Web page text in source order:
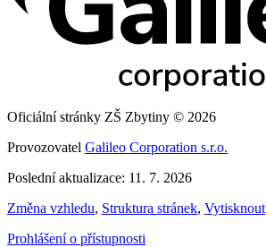
Oficiální stránky ZŠ Zbytiny © 2026
Provozovatel Galileo Corporation s.r.o.
Poslední aktualizace: 11. 7. 2026
Změna vzhledu, Struktura stránek, Vytisknout
Prohlášení o přístupnosti